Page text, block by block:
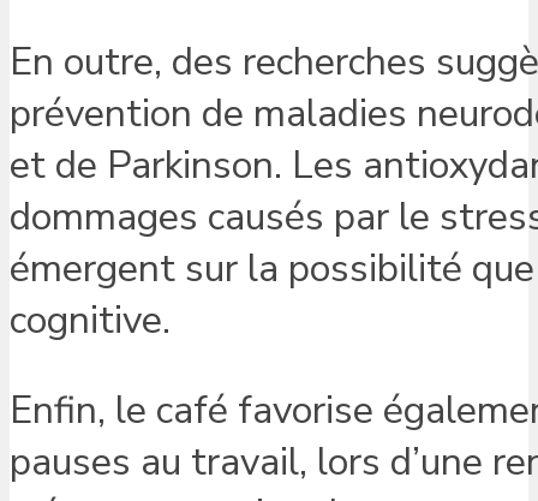
En outre, des recherches
prévention de maladies
et de Parkinson. Les
dommages causés par le
émergent sur la possibilité
cognitive.
Enfin, le café favorise
pauses au travail, lors d’une